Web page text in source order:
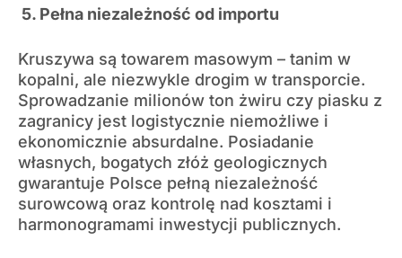
5. Pełna niezależność od importu
Kruszywa są towarem masowym – tanim w
kopalni, ale niezwykle drogim w transporcie.
Sprowadzanie milionów ton żwiru czy piasku z
zagranicy jest logistycznie niemożliwe i
ekonomicznie absurdalne. Posiadanie
własnych, bogatych złóż geologicznych
gwarantuje Polsce pełną niezależność
surowcową oraz kontrolę nad kosztami i
harmonogramami inwestycji publicznych.